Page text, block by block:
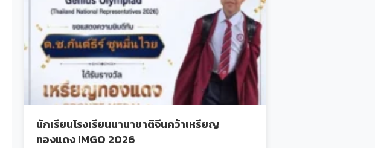
นักเรียนโรงเรียนนานาชาติจีนคว้าเหรียญ
ทองแดง IMGO 2026